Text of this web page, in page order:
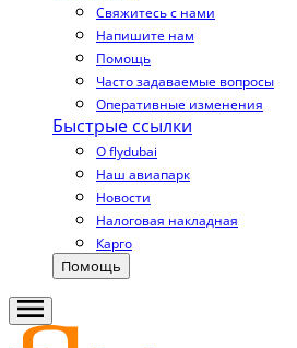
Свяжитесь с нами
Напишите нам
Помощь
Часто задаваемые вопросы
Оперативные изменения
Быстрые ссылки
О flydubai
Наш авиапарк
Новости
Налоговая накладная
Карго
Помощь